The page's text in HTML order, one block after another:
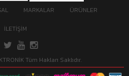
MARKALAR ÜRÜNLER
İLETİŞİM
Tüm Hakları Saklıdır.